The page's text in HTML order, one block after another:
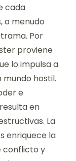
cada
a menudo
Por
proviene
lo impulsa a
hostil.
e
en
La
enriquece la
conflicto y